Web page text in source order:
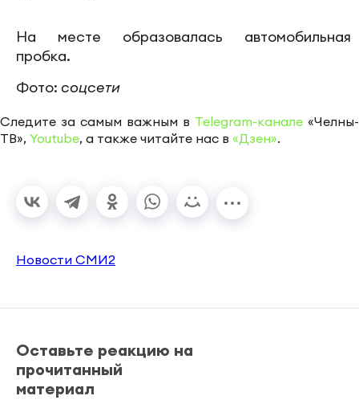
На месте образовалась автомобильная
пробка.
Фото: соцсети
Следите за самым важным в Telegram-канале «Челны-
ТВ», Youtube, а также читайте нас в «Дзен».
Новости СМИ2
Оставьте реакцию на
прочитанный
материал